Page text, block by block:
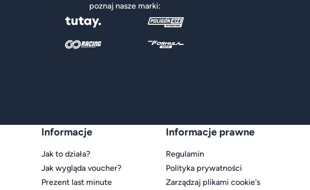
poznaj nasze marki:
Informacje
Jak to działa?
Jak wygląda voucher?
Prezent last minute
Informacje prawne
Regulamin
Polityka prywatności
Zarządzaj plikami cookie's